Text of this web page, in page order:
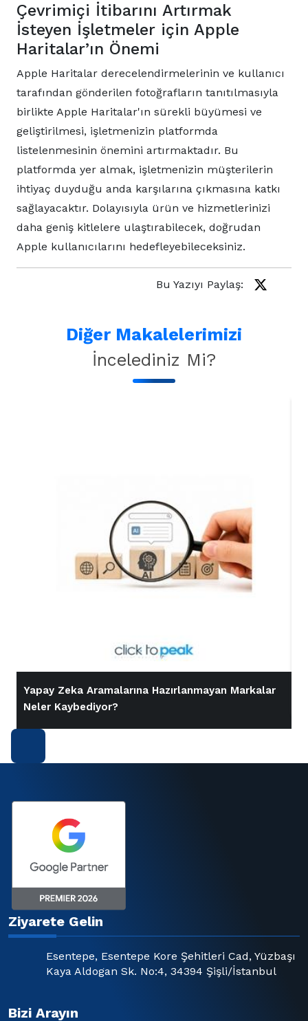
Çevrimiçi İtibarını Artırmak
İsteyen İşletmeler için Apple
Haritalar’ın Önemi
Apple Haritalar derecelendirmelerinin ve kullanıcı
tarafından gönderilen fotoğrafların tanıtılmasıyla
birlikte Apple Haritalar'ın sürekli büyümesi ve
geliştirilmesi, işletmenizin platformda
listelenmesinin önemini artırmaktadır. Bu
platformda yer almak, işletmenizin müşterilerin
ihtiyaç duyduğu anda karşılarına çıkmasına katkı
sağlayacaktır. Dolayısıyla ürün ve hizmetlerinizi
daha geniş kitlelere ulaştırabilecek, doğrudan
Apple kullanıcılarını hedefleyebileceksiniz.
Bu Yazıyı Paylaş:
Diğer Makalelerimizi
İncelediniz Mi?
Yapay Zeka Aramalarına Hazırlanmayan Markalar
Neler Kaybediyor?
Ziyarete Gelin
Esentepe, Esentepe Kore Şehitleri Cad, Yüzbaşı
Kaya Aldogan Sk. No:4, 34394 Şişli/İstanbul
Bizi Arayın